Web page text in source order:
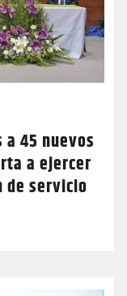
45 nuevos
a ejercer
de servicio